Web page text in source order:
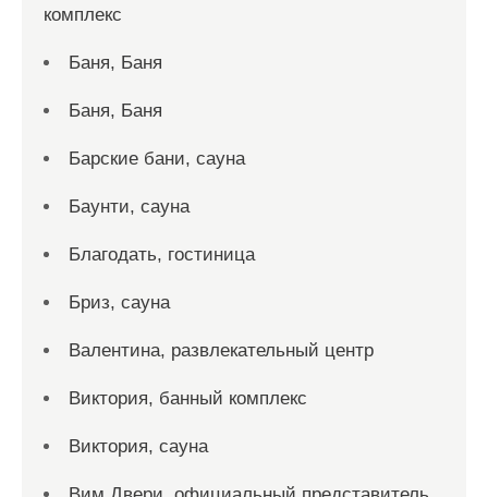
комплекс
Баня, Баня
Баня, Баня
Барские бани, сауна
Баунти, сауна
Благодать, гостиница
Бриз, сауна
Валентина, развлекательный центр
Виктория, банный комплекс
Виктория, сауна